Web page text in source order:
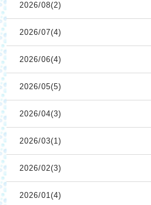
2026/08(2)
2026/07(4)
2026/06(4)
2026/05(5)
2026/04(3)
2026/03(1)
2026/02(3)
2026/01(4)